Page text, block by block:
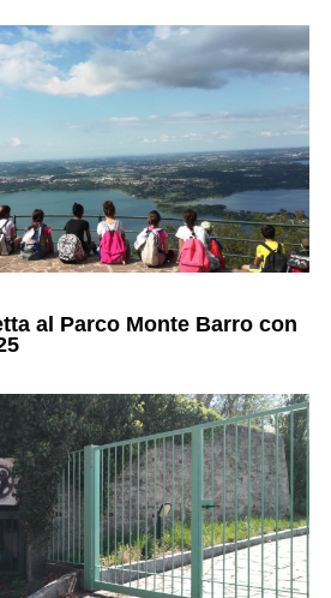
al Parco Monte Barro con